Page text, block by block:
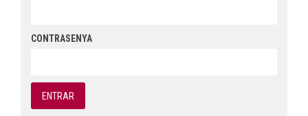
CONTRASENYA